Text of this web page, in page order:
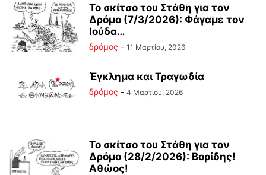
Το σκίτσο του Στάθη για τον
Δρόμο (7/3/2026): Φάγαμε τον
Ιούδα…
δρόμος - 11 Μαρτίου, 2026
Έγκλημα και Τραγωδία
δρόμος - 4 Μαρτίου, 2026
Το σκίτσο του Στάθη για τον
Δρόμο (28/2/2026): Βορίδης!
Αθώος!